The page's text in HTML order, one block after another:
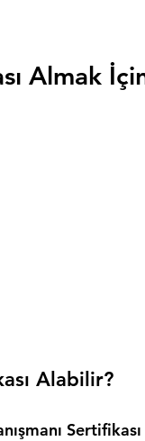
Almak
Alabilir?
Sertifikası